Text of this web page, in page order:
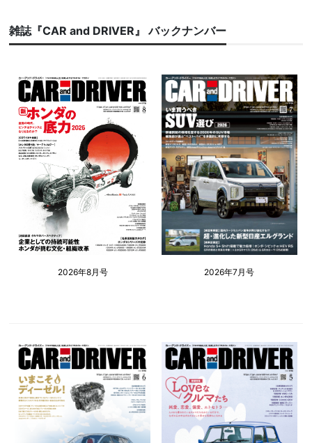
雑誌『CAR and DRIVER』 バックナンバー
2026年8月号 2026年7月号